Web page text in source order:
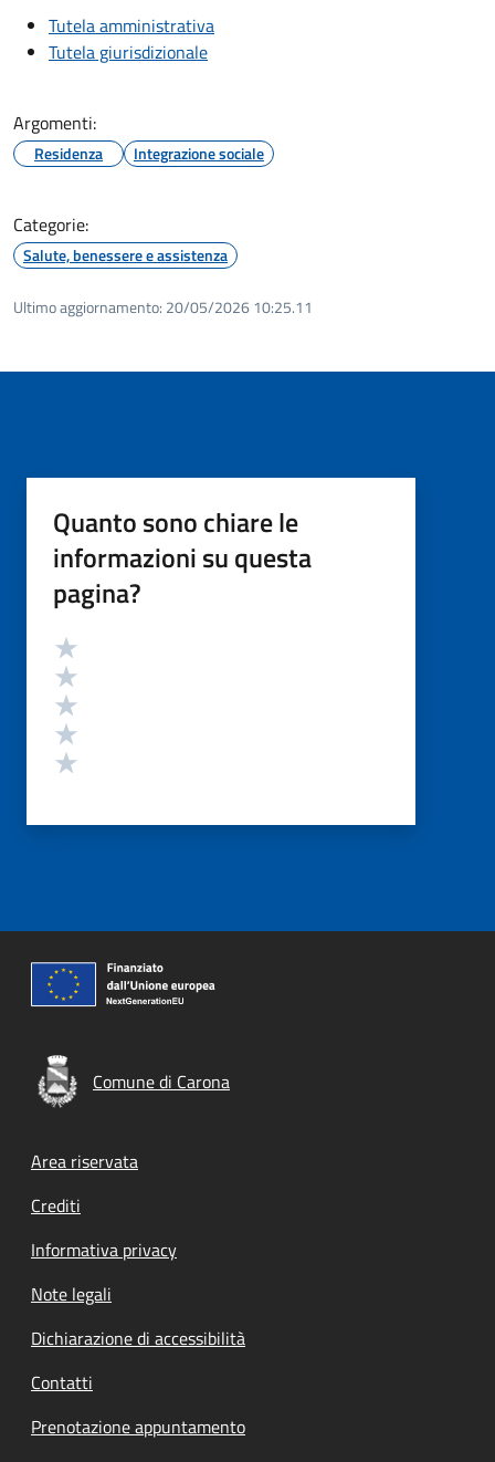
Tutela amministrativa
Tutela giurisdizionale
Argomenti:
Residenza Integrazione sociale
Categorie:
Salute, benessere e assistenza
Ultimo aggiornamento: 20/05/2026 10:25.11
Quanto sono chiare le
informazioni su questa
pagina?
Valutazione
Comune di Carona
Footer menu
Area riservata
Crediti
Informativa privacy
Note legali
Dichiarazione di accessibilità
Contatti
Prenotazione appuntamento